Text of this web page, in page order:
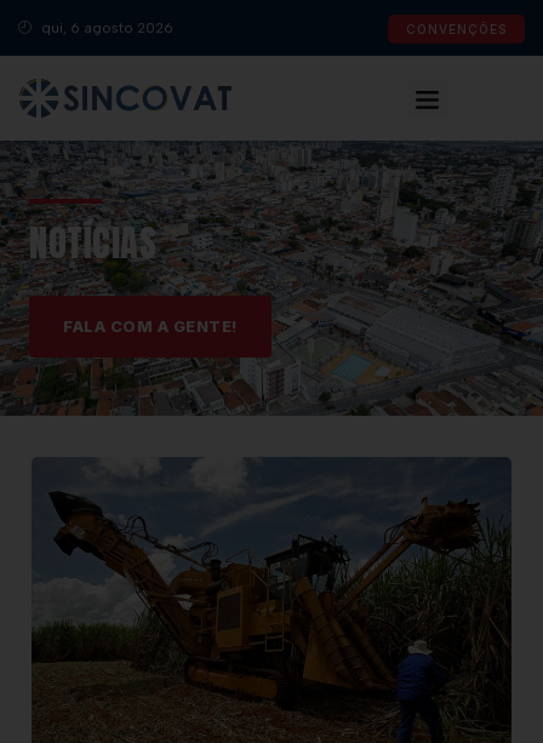
qui, 6 agosto 2026 CONVENÇÕES
NOTÍCIAS
FALA COM A GENTE!